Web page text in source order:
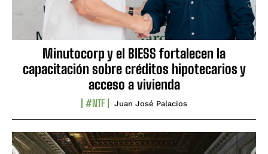
Minutocorp y el BIESS fortalecen la
capacitación sobre créditos hipotecarios y
acceso a vivienda
#NTF Juan José Palacios